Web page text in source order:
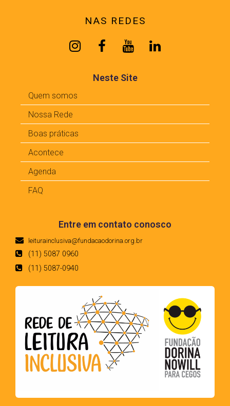
NAS REDES
Neste Site
Quem somos
Nossa Rede
Boas práticas
Acontece
Agenda
FAQ
Entre em contato conosco
leiturainclusiva@fundacaodorina.org.br
(11) 5087 0960
(11) 5087-0940